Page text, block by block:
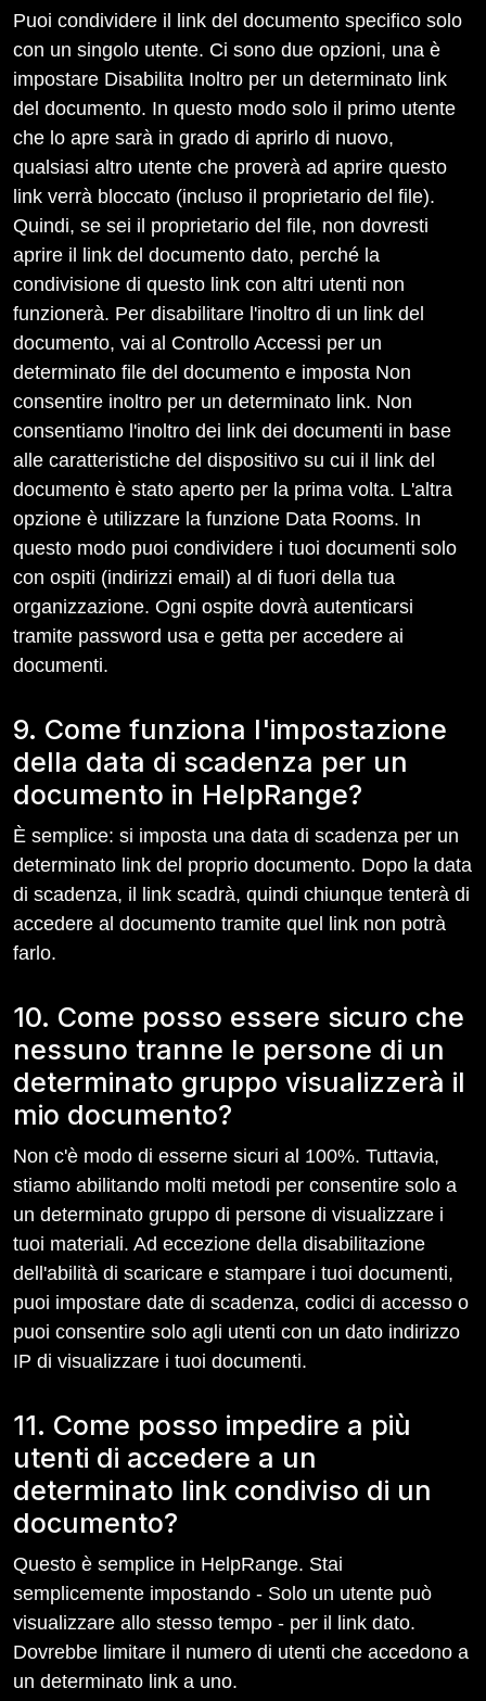
Puoi condividere il link del documento specifico solo
con un singolo utente. Ci sono due opzioni, una è
impostare Disabilita Inoltro per un determinato link
del documento. In questo modo solo il primo utente
che lo apre sarà in grado di aprirlo di nuovo,
qualsiasi altro utente che proverà ad aprire questo
link verrà bloccato (incluso il proprietario del file).
Quindi, se sei il proprietario del file, non dovresti
aprire il link del documento dato, perché la
condivisione di questo link con altri utenti non
funzionerà. Per disabilitare l'inoltro di un link del
documento, vai al Controllo Accessi per un
determinato file del documento e imposta Non
consentire inoltro per un determinato link. Non
consentiamo l'inoltro dei link dei documenti in base
alle caratteristiche del dispositivo su cui il link del
documento è stato aperto per la prima volta. L'altra
opzione è utilizzare la funzione Data Rooms. In
questo modo puoi condividere i tuoi documenti solo
con ospiti (indirizzi email) al di fuori della tua
organizzazione. Ogni ospite dovrà autenticarsi
tramite password usa e getta per accedere ai
documenti.
9. Come funziona l'impostazione
della data di scadenza per un
documento in HelpRange?
È semplice: si imposta una data di scadenza per un
determinato link del proprio documento. Dopo la data
di scadenza, il link scadrà, quindi chiunque tenterà di
accedere al documento tramite quel link non potrà
farlo.
10. Come posso essere sicuro che
nessuno tranne le persone di un
determinato gruppo visualizzerà il
mio documento?
Non c'è modo di esserne sicuri al 100%. Tuttavia,
stiamo abilitando molti metodi per consentire solo a
un determinato gruppo di persone di visualizzare i
tuoi materiali. Ad eccezione della disabilitazione
dell'abilità di scaricare e stampare i tuoi documenti,
puoi impostare date di scadenza, codici di accesso o
puoi consentire solo agli utenti con un dato indirizzo
IP di visualizzare i tuoi documenti.
11. Come posso impedire a più
utenti di accedere a un
determinato link condiviso di un
documento?
Questo è semplice in HelpRange. Stai
semplicemente impostando - Solo un utente può
visualizzare allo stesso tempo - per il link dato.
Dovrebbe limitare il numero di utenti che accedono a
un determinato link a uno.